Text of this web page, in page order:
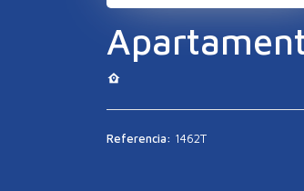
Referencia: 1462T